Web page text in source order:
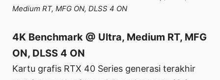
Medium RT, MFG ON, DLSS 4 ON
4K Benchmark @ Ultra, Medium RT, MFG
ON, DLSS 4 ON
Kartu grafis RTX 40 Series generasi terakhir